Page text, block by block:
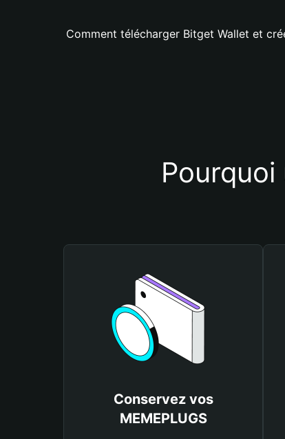
Comment télécharger Bitget Wallet et
Pourquoi
Conservez vos
MEMEPLUGS